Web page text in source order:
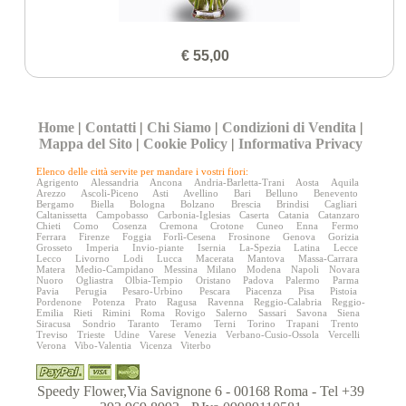
€ 55,00
Home | Contatti | Chi Siamo | Condizioni di Vendita |
Mappa del Sito | Cookie Policy |Informativa Privacy
Elenco delle città servite per mandare i vostri fiori:
Agrigento
Alessandria Ancona Andria-Barletta-Trani Aosta
Aquila
Arezzo
Ascoli-Piceno Asti Avellino Bari Belluno
Benevento
Bergamo
Biella Bologna Bolzano Brescia Brindisi
Cagliari
Caltanissetta
Campobasso Carbonia-Iglesias Caserta Catania
Catanzaro
Chieti
Como Cosenza Cremona Crotone Cuneo Enna
Fermo
Ferrara
Firenze Foggia Forlì-Cesena Frosinone Genova
Gorizia
Grosseto
Imperia Invio-piante Isernia La-Spezia Latina
Lecce
Lecco
Livorno Lodi Lucca Macerata Mantova
Massa-Carrara
Matera
Medio-Campidano Messina Milano Modena Napoli
Novara
Nuoro
Ogliastra Olbia-Tempio Oristano Padova Palermo
Parma
Pavia
Perugia Pesaro-Urbino Pescara Piacenza Pisa
Pistoia
Pordenone
Potenza Prato Ragusa Ravenna Reggio-Calabria
Reggio-
Emilia
Rieti Rimini Roma Rovigo Salerno Sassari Savona
Siena
Siracusa
Sondrio Taranto Teramo Terni Torino Trapani
Trento
Treviso
Trieste Udine Varese Venezia Verbano-Cusio-Ossola
Vercelli
Verona
Vibo-Valentia Vicenza Viterbo
Speedy Flower,Via Savignone 6 - 00168 Roma - Tel +39